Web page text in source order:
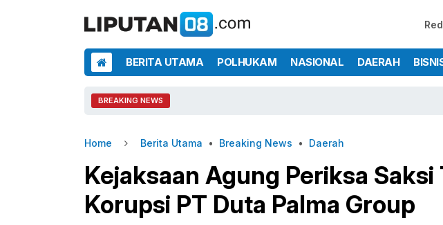
BERITA UTAMA POLHUKAM NASIONAL DAERAH
BREAKING NEWS
Home Berita Utama • Breaking News • Daerah
Kejaksaan Agung Periksa
Korupsi PT Duta Palma Group